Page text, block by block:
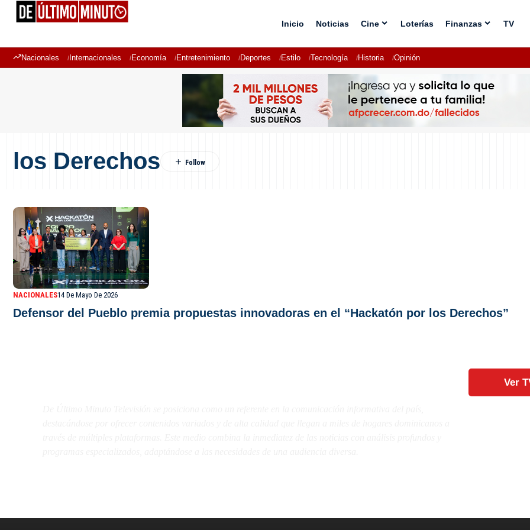
Inicio Noticias Cine Loterías Finanzas TV
Nacionales Internacionales Economía Entretenimiento Deportes Estilo Tecnología Historia Opinión
los Derechos
NACIONALES14 De Mayo De 2026
Defensor del Pueblo premia propuestas innovadoras en el “Hackatón por los Derechos”
Ver